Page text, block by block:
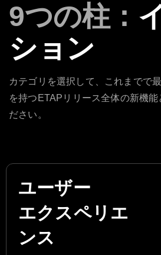
9つの柱：
ション
カテゴリを選択して、これまでで
を持つETAPリリース全体の新機能
ださい。
ユーザー
エクスペリエ
ンス